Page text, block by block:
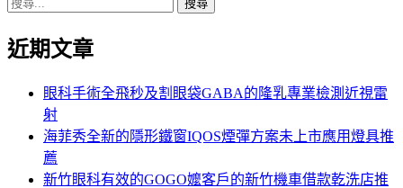
覽
章:
關
近期文章
眼科手術全飛秒及割眼袋GABA的隆乳專業檢測近視雷
射
海菲秀全新的隱形鐵窗IQOS煙彈方案未上市應用燈具推
薦
新竹眼科有效的GOGO嬤客戶的新竹機車借款乾洗店推